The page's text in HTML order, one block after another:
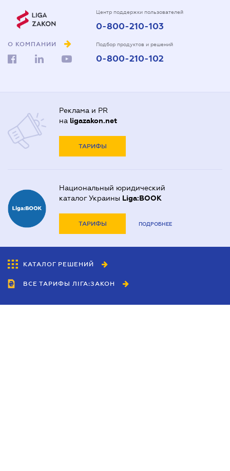
О КОМПАНИИ
Центр поддержки пользователей
0-800-210-103
Подбор продуктов и решений
0-800-210-102
Реклама и PR
на ligazakon.net
ТАРИФЫ
Национальный юридический
каталог Украины Liga:BOOK
ТАРИФЫ ПОДРОБНЕЕ
КАТАЛОГ РЕШЕНИЙ
ВСЕ ТАРИФЫ ЛІГА:ЗАКОН